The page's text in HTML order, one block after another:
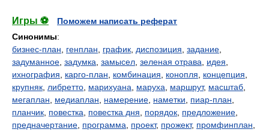
Игры ⚽
Поможем написать реферат
Синонимы:
бизнес-план
генплан график диспозиция задание
задуманное задумка замысел зеленая отрава идея
ихнография
карго-план комбинация конопля концепция
крупняк либретто марихуана маруха маршрут, масштаб
мегаплан
медиаплан намерение наметки пиар-план
планчик повестка повестка дня порядок предложение
предначертание программа проект, прожект, промфинплан